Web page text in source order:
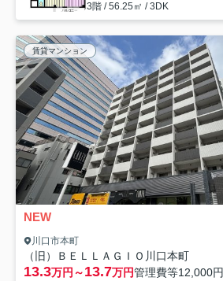
3階 / 56.25㎡ / 3DK
賃貸マンション
NEW
川口市本町
（旧）ＢＥＬＬＡＧＩＯ川口本町
13.3万円～13.7万円管理費等12,000円